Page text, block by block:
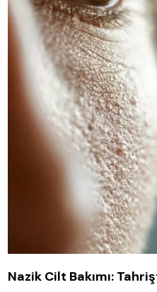
Nazik Cilt Bakımı: